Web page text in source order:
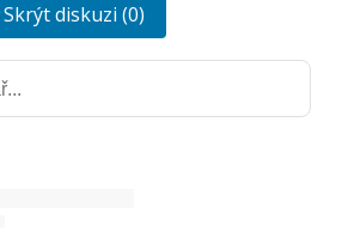
Skrýt diskuzi (0)